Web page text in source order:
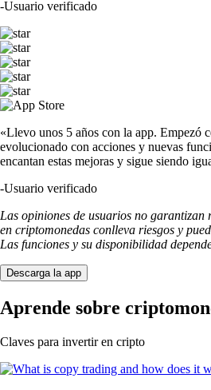
-Usuario verificado
«Llevo unos 5 años con la app. Empezó
evolucionado con acciones y nuevas
encantan estas mejoras y sigue siendo
-Usuario verificado
Las opiniones de usuarios no garantizan
en criptomonedas conlleva riesgos y
Las funciones y su disponibilidad
Descarga la app
Aprende sobre
Claves para invertir en cripto